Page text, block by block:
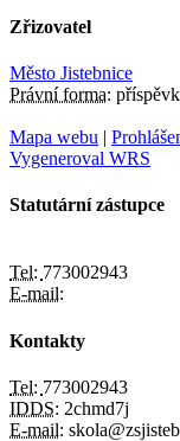
Zřizovatel
Město Jistebnice
Právní forma:
Mapa webu |
Vygeneroval WRS
Statutární zástupce
Tel: 773002943
E-mail:
Kontakty
Tel: 773002943
IDDS: 2chmd7j
E-mail: